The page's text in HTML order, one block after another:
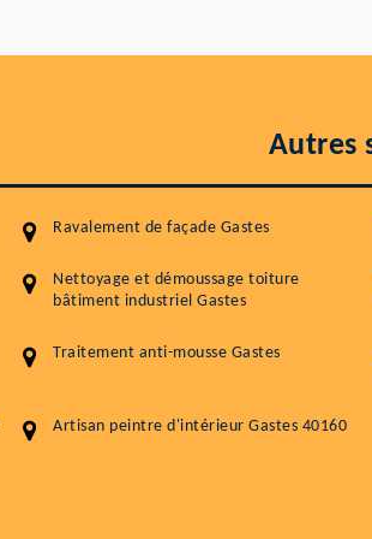
Autres
Ravalement de façade Gastes
Nettoyage et démoussage toiture
bâtiment industriel Gastes
Traitement anti-mousse Gastes
Artisan peintre d'intérieur Gastes 40160